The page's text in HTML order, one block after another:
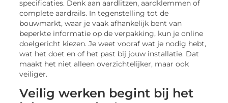
specificaties. Denk aan aardlitzen, aardklemmen of
complete aardrails. In tegenstelling tot de
bouwmarkt, waar je vaak afhankelijk bent van
beperkte informatie op de verpakking, kun je online
doelgericht kiezen. Je weet vooraf wat je nodig hebt,
wat het doet en of het past bij jouw installatie. Dat
maakt het niet alleen overzichtelijker, maar ook
veiliger.
Veilig werken begint bij het